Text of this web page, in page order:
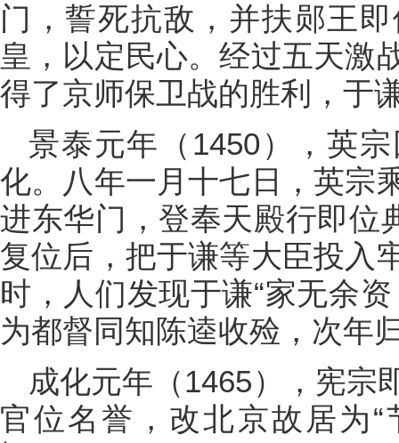
门，誓死抗敌，并扶郧王
皇，以定民心。经过五天激
得了京师保卫战的胜利，于
景泰元年（1450），英
化。八年一月十七日，英宗
进东华门，登奉天殿行即位
复位后，把于谦等大臣投入
时，人们发现于谦“家无余
为都督同知陈逵收殓，次年
成化元年（1465），宪宗
官位名誉，改北京故居为“